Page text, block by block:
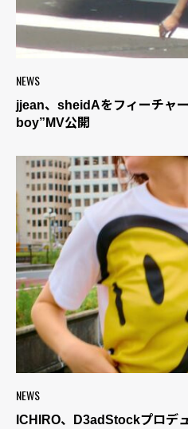
NEWS
jjean、sheidAをフィーチャ
boy”MV公開
NEWS
ICHIRO、D3adStockプロデ